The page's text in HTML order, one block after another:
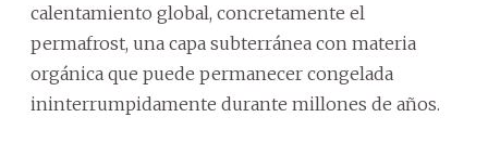
calentamiento global, concretamente el
permafrost, una capa subterránea con materia
orgánica que puede permanecer congelada
ininterrumpidamente durante millones de años.